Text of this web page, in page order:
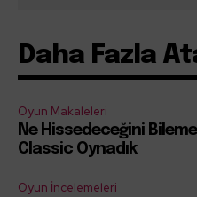
Daha Fazla
Oyun Makaleleri
Ne Hissedeceğini
Classic Oynadık
Oyun İncelemeleri